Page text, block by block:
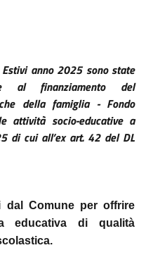
anno 2025 sono state
al finanziamento del
della famiglia - Fondo
attività socio-educative a
di cui all’ex art. 42 del DL
dal Comune per offrire
educativa di qualità